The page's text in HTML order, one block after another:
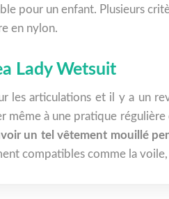
pour un enfant. Plusieurs
en nylon.
Lady Wetsuit
les articulations et il y a un
à une pratique régulière
un tel vêtement mouillé
compatibles comme la